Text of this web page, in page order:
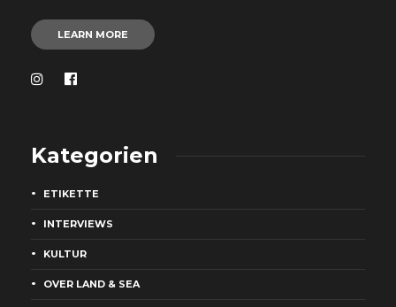
LEARN MORE
Kategorien
ETIKETTE
INTERVIEWS
KULTUR
OVER LAND & SEA